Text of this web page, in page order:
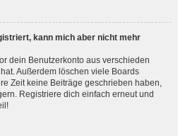
kann mich aber nicht mehr
dein Benutzerkonto aus verschieden
Außerdem löschen viele Boards
Zeit keine Beiträge geschrieben haben,
Registriere dich einfach erneut und